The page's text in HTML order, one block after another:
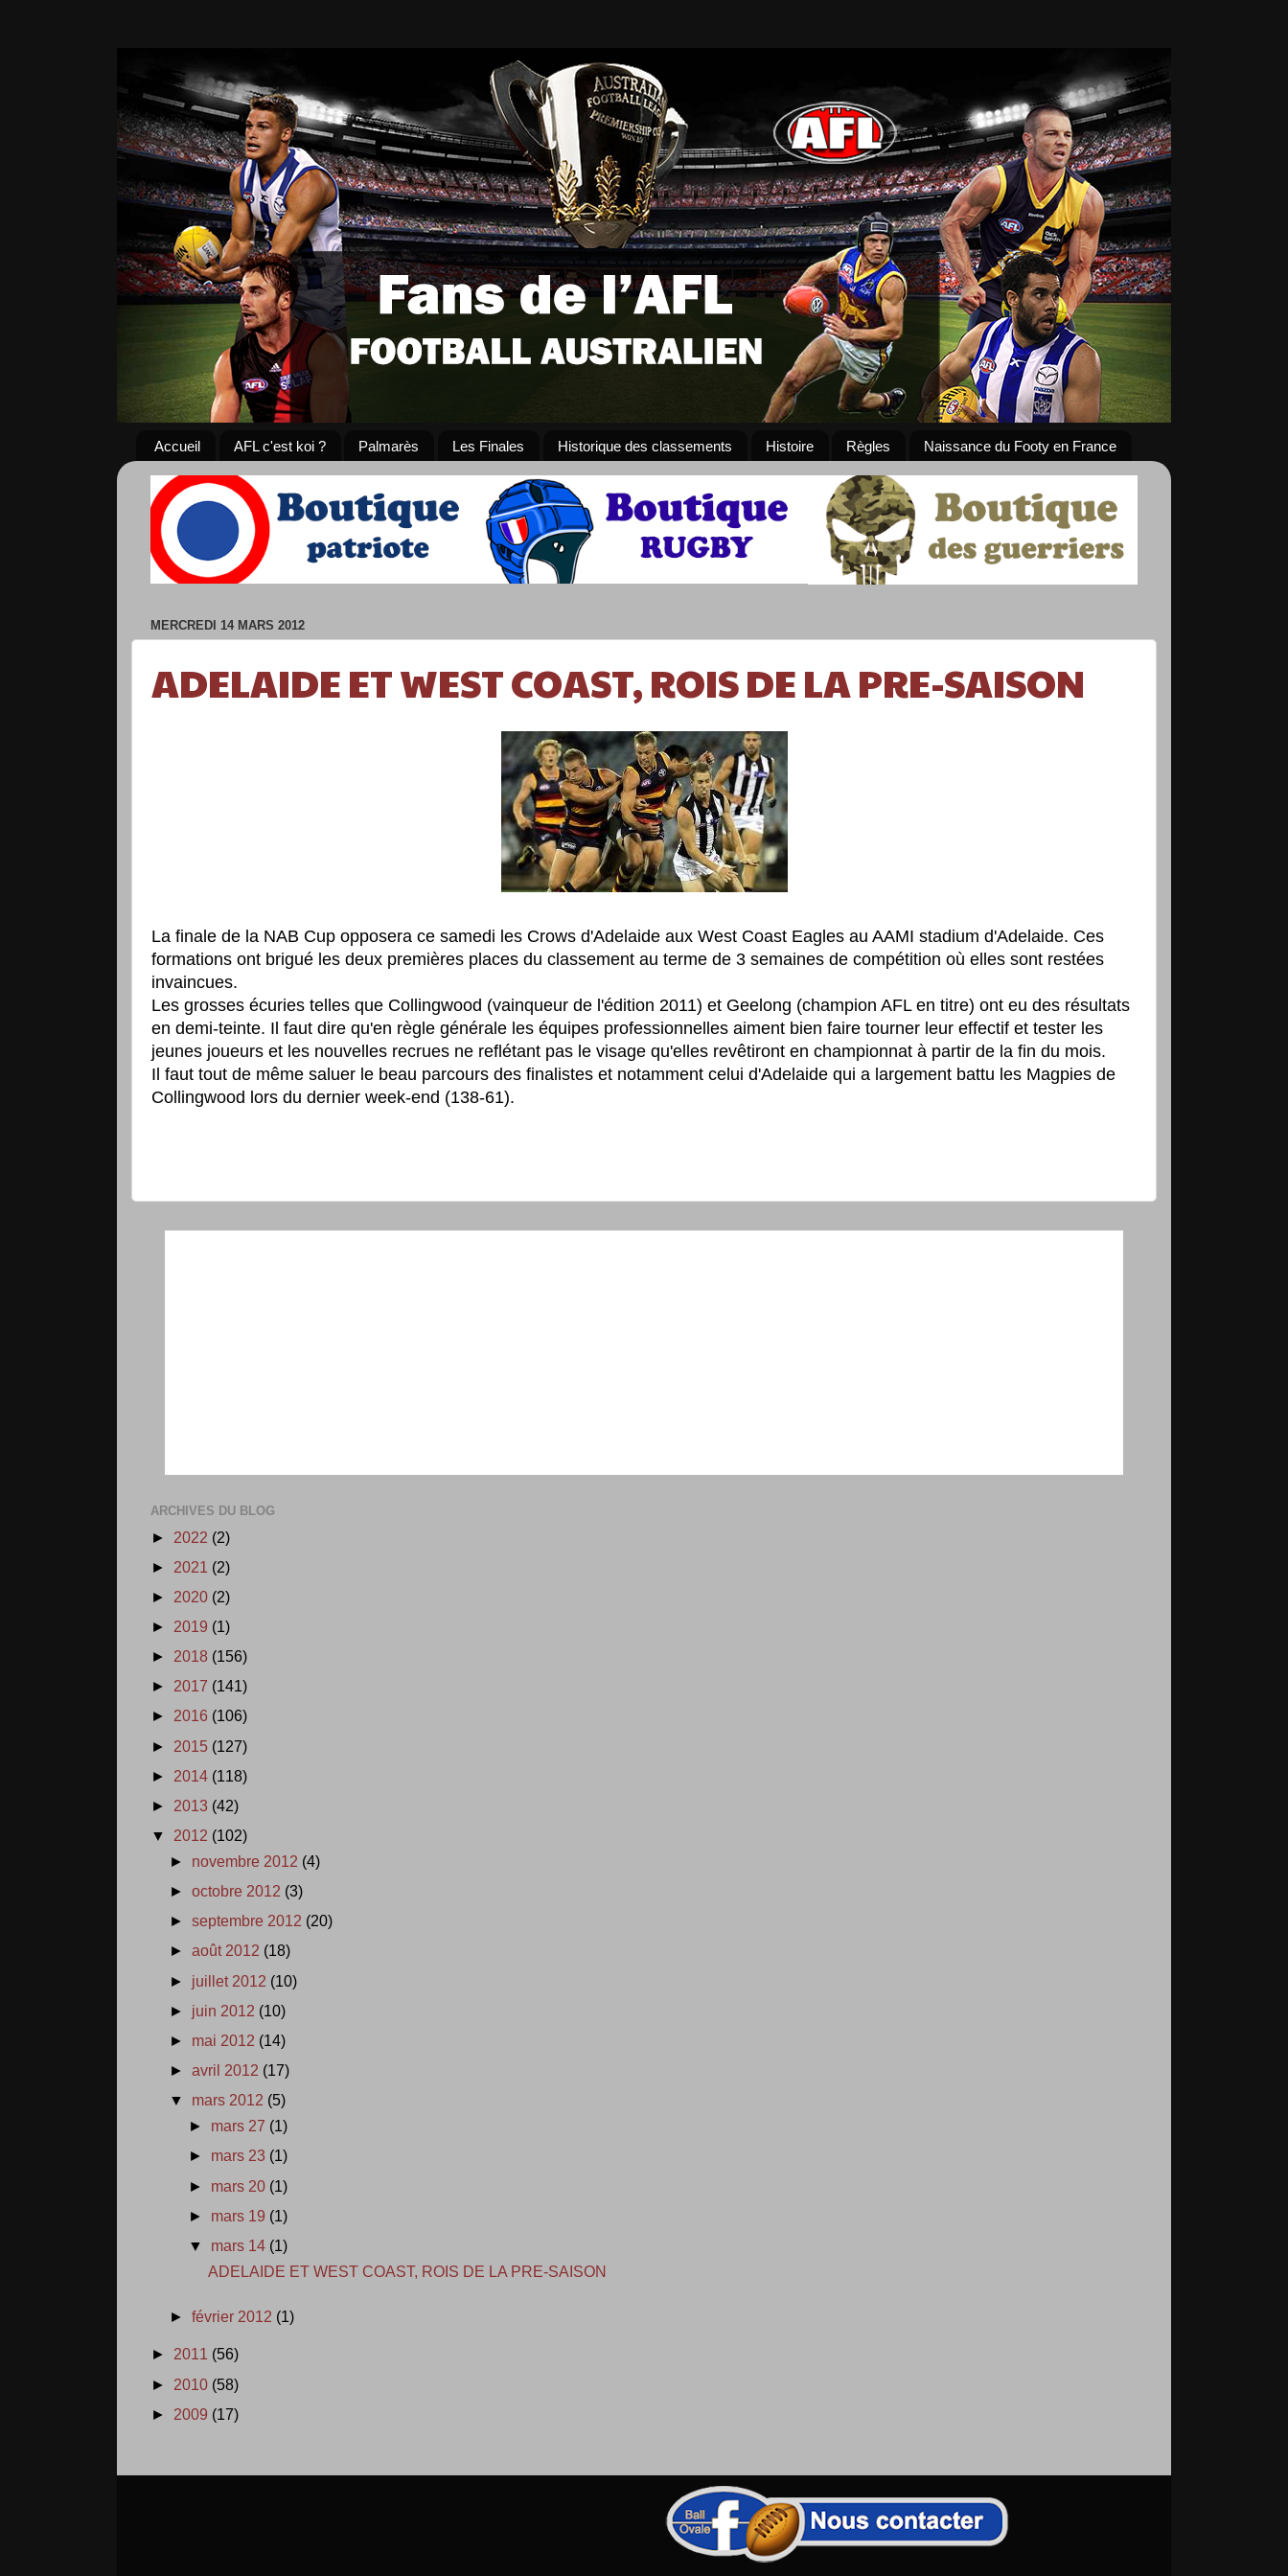
Accueil AFL c'est koi ? Palmarès Les Finales Historique des classements Histoire Règles Naissance du Footy en France
MERCREDI 14 MARS 2012
ADELAIDE ET WEST COAST, ROIS DE LA PRE-SAISON
La finale de la NAB Cup opposera ce samedi les Crows d'Adelaide aux West Coast Eagles au AAMI stadium d'Adelaide. Ces
formations ont brigué les deux premières places du classement au terme de 3 semaines de compétition où elles sont restées
invaincues.
Les grosses écuries telles que Collingwood (vainqueur de l'édition 2011) et Geelong (champion AFL en titre) ont eu des résultats
en demi-teinte. Il faut dire qu'en règle générale les équipes professionnelles aiment bien faire tourner leur effectif et tester les
jeunes joueurs et les nouvelles recrues ne reflétant pas le visage qu'elles revêtiront en championnat à partir de la fin du mois.
Il faut tout de même saluer le beau parcours des finalistes et notamment celui d'Adelaide qui a largement battu les Magpies de
Collingwood lors du dernier week-end (138-61).
ARCHIVES DU BLOG
► 2022 (2)
► 2021 (2)
► 2020 (2)
► 2019 (1)
► 2018 (156)
► 2017 (141)
► 2016 (106)
► 2015 (127)
► 2014 (118)
► 2013 (42)
▼ 2012 (102)
► novembre 2012 (4)
►octobre 2012 (3)
►septembre 2012 (20)
►août 2012 (18)
► juillet 2012 (10)
► juin 2012 (10)
► mai 2012 (14)
►avril 2012 (17)
▼ mars 2012 (5)
► mars 27 (1)
► mars 23 (1)
► mars 20 (1)
► mars 19 (1)
▼ mars 14 (1)
ADELAIDE ET WEST COAST, ROIS DE LA PRE-SAISON
►février 2012 (1)
► 2011 (56)
► 2010 (58)
► 2009 (17)